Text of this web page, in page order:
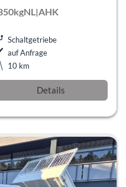
Schaltgetriebe
auf Anfrage
10 km
Details